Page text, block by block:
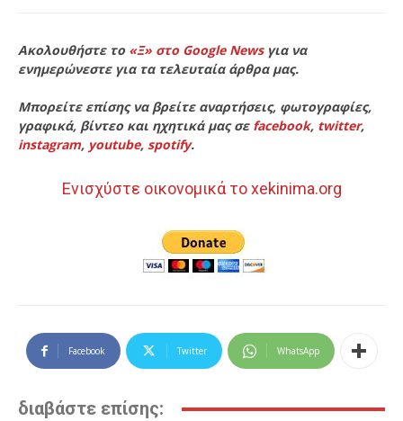
Ακολουθήστε το «Ξ» στο Google Newsγια να
ενημερώνεστε για τα τελευταία άρθρα μας.
Μπορείτε επίσης να βρείτε αναρτήσεις, φωτογραφίες,
γραφικά, βίντεο και ηχητικά μας σε facebook, twitter,
instagram, youtube, spotify.
Ενισχύστε οικονομικά το xekinima.org
Facebook Twitter WhatsApp
διαβάστε επίσης: